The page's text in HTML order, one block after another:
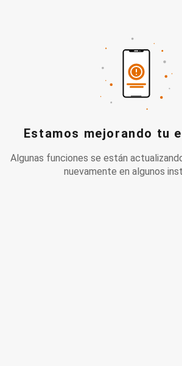
Estamos mejorando tu
Algunas funciones se están
nuevamente en algunos